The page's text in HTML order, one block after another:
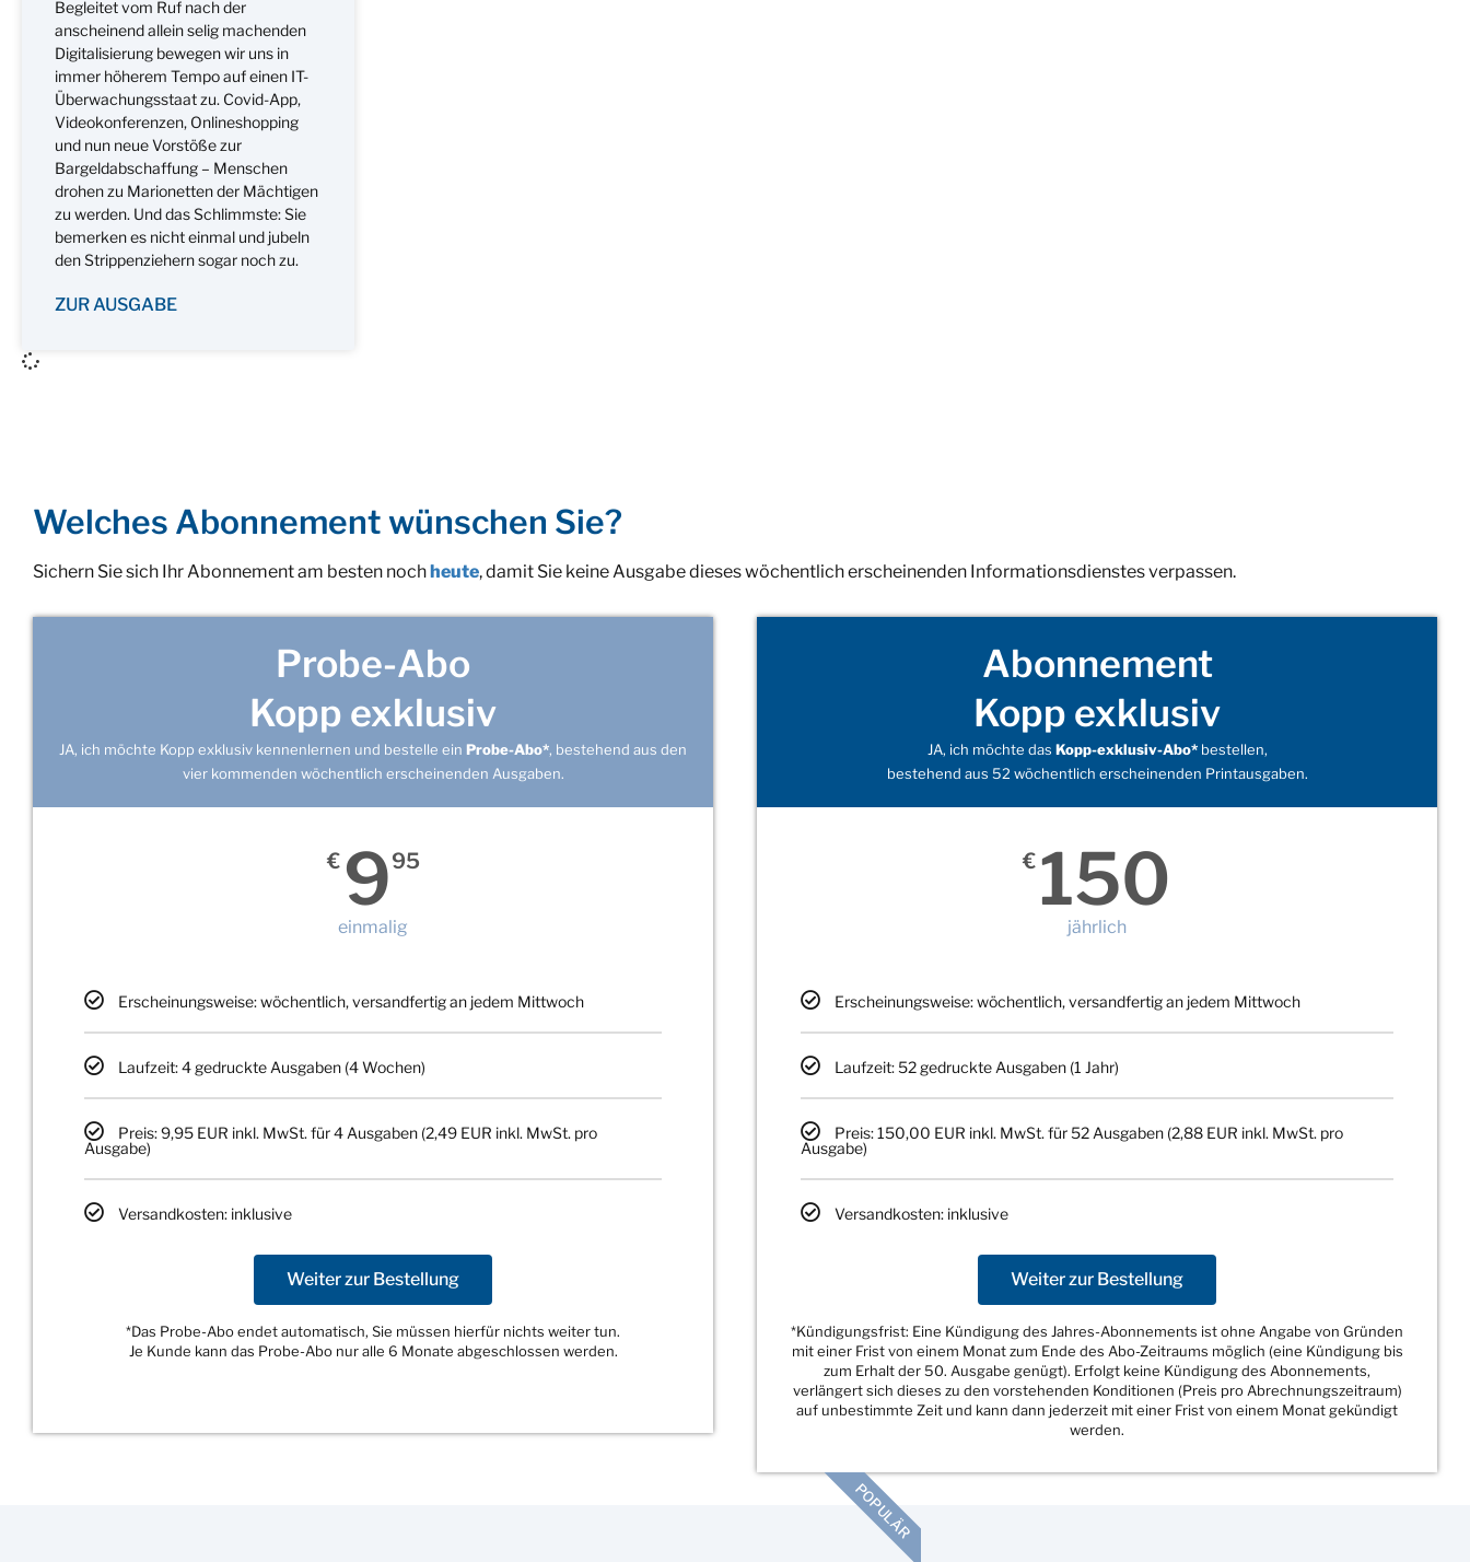
Begleitet vom Ruf nach der
anscheinend allein selig machenden
Digitalisierung bewegen wir uns in
immer höherem Tempo auf einen IT-
Überwachungsstaat zu. Covid-App,
Videokonferenzen, Onlineshopping
und nun neue Vorstöße zur
Bargeldabschaffung – Menschen
drohen zu Marionetten der Mächtigen
zu werden. Und das Schlimmste: Sie
bemerken es nicht einmal und jubeln
den Strippenziehern sogar noch zu.
ZUR AUSGABE
Welches Abonnement wünschen Sie?
Sichern Sie sich Ihr Abonnement am besten nochheute, damit Sie keine Ausgabe dieses wöchentlich erscheinenden Informationsdienstes verpassen.
Probe-Abo
Kopp exklusiv
JA, ich möchte Kopp exklusiv kennenlernen und bestelle ein Probe-Abo*, bestehend aus den
vier kommenden wöchentlich erscheinenden Ausgaben.
€ 995
einmalig
Erscheinungsweise: wöchentlich, versandfertig an jedem Mittwoch
Laufzeit: 4 gedruckte Ausgaben (4 Wochen)
Preis: 9,95 EUR inkl. MwSt. für 4 Ausgaben (2,49 EUR inkl. MwSt. pro
Ausgabe)
Versandkosten: inklusive
Weiter zur Bestellung
*Das Probe-Abo endet automatisch, Sie müssen hierfür nichts weiter tun.
Je Kunde kann das Probe-Abo nur alle 6 Monate abgeschlossen werden.
Abonnement
Kopp exklusiv
JA, ich möchte das Kopp-exklusiv-Abo*bestellen,
bestehend aus 52 wöchentlich erscheinenden Printausgaben.
€ 150
jährlich
Erscheinungsweise: wöchentlich, versandfertig an jedem Mittwoch
Laufzeit: 52 gedruckte Ausgaben (1 Jahr)
Preis: 150,00 EUR inkl. MwSt. für 52 Ausgaben (2,88 EUR inkl. MwSt. pro
Ausgabe)
Versandkosten: inklusive
Weiter zur Bestellung
*Kündigungsfrist: Eine Kündigung des Jahres-Abonnements ist ohne Angabe von Gründen
mit einer Frist von einem Monat zum Ende des Abo-Zeitraums möglich (eine Kündigung bis
zum Erhalt der 50. Ausgabe genügt). Erfolgt keine Kündigung des Abonnements,
verlängert sich dieses zu den vorstehenden Konditionen (Preis pro Abrechnungszeitraum)
auf unbestimmte Zeit und kann dann jederzeit mit einer Frist von einem Monat gekündigt
werden.
POPULÄR